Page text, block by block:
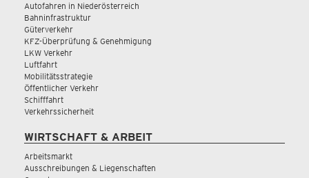
Autofahren in Niederösterreich
Bahninfrastruktur
Güterverkehr
KFZ-Überprüfung & Genehmigung
LKW Verkehr
Luftfahrt
Mobilitätsstrategie
Öffentlicher Verkehr
Schifffahrt
Verkehrssicherheit
WIRTSCHAFT & ARBEIT
Arbeitsmarkt
Ausschreibungen & Liegenschaften